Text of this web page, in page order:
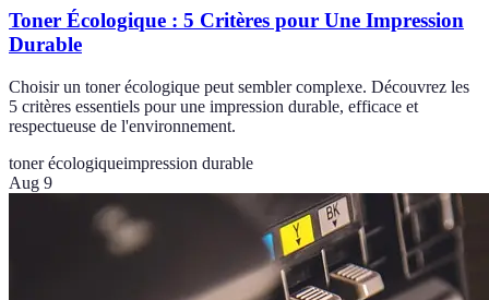
Toner Écologique : 5 Critères pour Une Impression
Durable
Choisir un toner écologique peut sembler complexe. Découvrez les
5 critères essentiels pour une impression durable, efficace et
respectueuse de l'environnement.
toner écologiqueimpression durable
Aug 9